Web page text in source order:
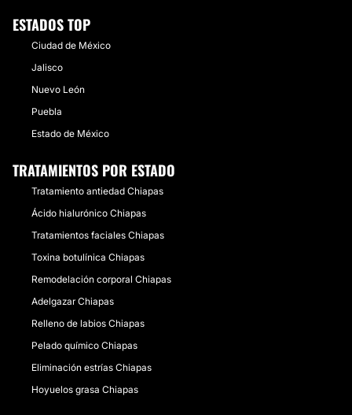
ESTADOS TOP
Ciudad de México
Jalisco
Nuevo León
Puebla
Estado de México
TRATAMIENTOS POR ESTADO
Tratamiento antiedad Chiapas
Ácido hialurónico Chiapas
Tratamientos faciales Chiapas
Toxina botulínica Chiapas
Remodelación corporal Chiapas
Adelgazar Chiapas
Relleno de labios Chiapas
Pelado químico Chiapas
Eliminación estrías Chiapas
Hoyuelos grasa Chiapas